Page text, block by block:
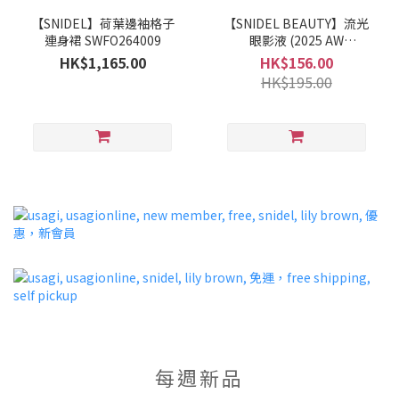
【SNIDEL】荷葉邊袖格子
連身裙 SWFO264009
HK$1,165.00
【SNIDEL BEAUTY】流光
眼影液 (2025 AW
COLLECTION)
HK$156.00
HK$195.00
每週新品